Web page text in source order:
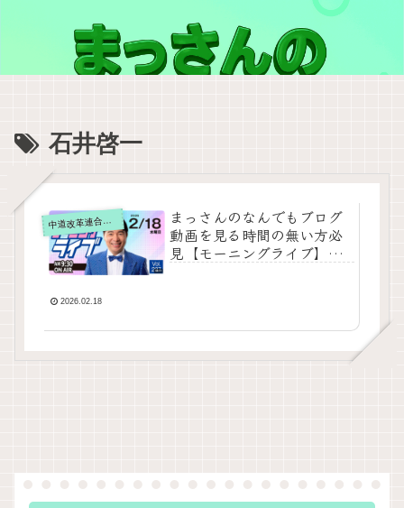
石井啓一
中道改革連合の動画をテキスト要約
まっさんのなんでもブログ
動画を見る時間の無い方必
見【モーニングライブ】
る新聞情報【 15分解説 / 政
動画 】をテキスト要約
2026.02.18